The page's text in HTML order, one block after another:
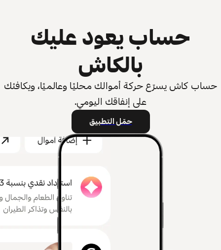
حساب يعود عليك
بالكاش
حساب كاش يسرّع حركة أموالك محليًا وعالميًا، ويكافئك
على إنفاقك اليومي.
حمّل التطبيق